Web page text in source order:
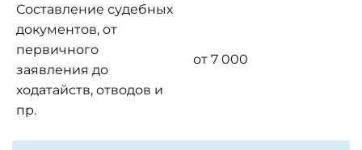
Составление судебных
документов, от
первичного
заявления до
ходатайств, отводов и
пр.
от 7 000